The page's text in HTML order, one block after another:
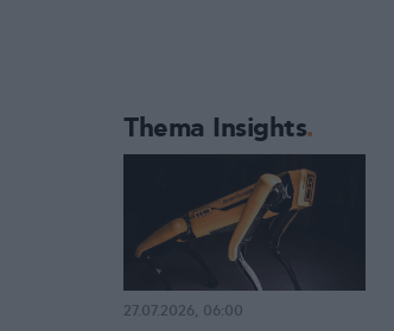
Thema Insights
27.07.2026, 06:00